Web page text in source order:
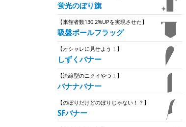
蛍光のぼり旗
【来館者数130.2%UPを実現させた】
吸盤ポールフラッグ
【オシャレに見せよう！】
しずくバナー
【流線型のニクイやつ！】
バナナバナー
【のぼりだけどのぼりじゃない！？】
SFバナー